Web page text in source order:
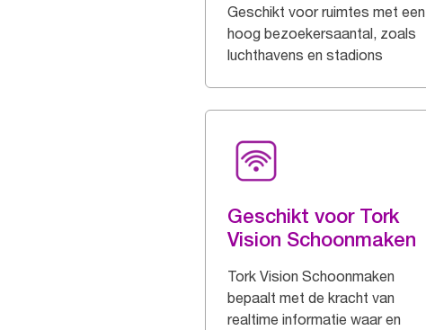
Geschikt voor ruimtes met een
hoog bezoekersaantal, zoals
luchthavens en stadions
Geschikt voor Tork
Vision Schoonmaken
Tork Vision Schoonmaken
bepaalt met de kracht van
realtime informatie waar en